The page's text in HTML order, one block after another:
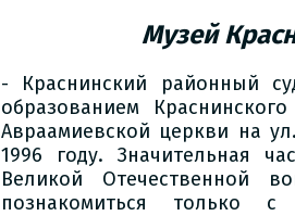
Музей
- Краснинский районный
образованием
Авраамиевской церкви на
1996 году. Значительная
Великой
познакомиться только